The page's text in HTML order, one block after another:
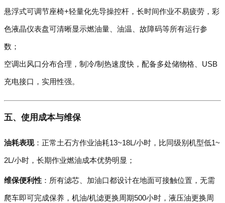
悬浮式可调节座椅+轻量化先导操控杆，长时间作业不易疲劳，彩
色液晶仪表盘可清晰显示燃油量、油温、故障码等所有运行参
数；
空调出风口分布合理，制冷/制热速度快，配备多处储物格、USB
充电接口，实用性强。
五、使用成本与维保
油耗表现：正常土石方作业油耗13~18L/小时，比同级别机型低1~
2L/小时，长期作业燃油成本优势明显；
维保便利性 ：所有滤芯、加油口都设计在地面可接触位置，无需
爬车即可完成保养，机油/机滤更换周期500小时，液压油更换周